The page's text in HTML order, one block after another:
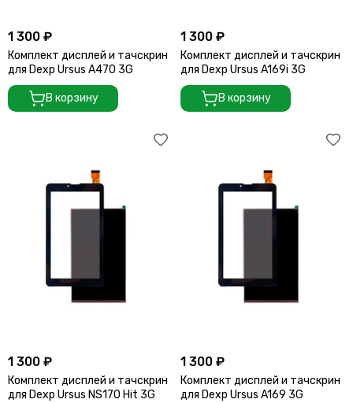
1 300 ₽
Комплект дисплей и тачскрин
для Dexp Ursus A470 3G
В корзину
1 300 ₽
Комплект дисплей и тачскрин
для Dexp Ursus A169i 3G
В корзину
1 300 ₽
Комплект дисплей и тачскрин
для Dexp Ursus NS170 Hit 3G
1 300 ₽
Комплект дисплей и тачскрин
для Dexp Ursus A169 3G